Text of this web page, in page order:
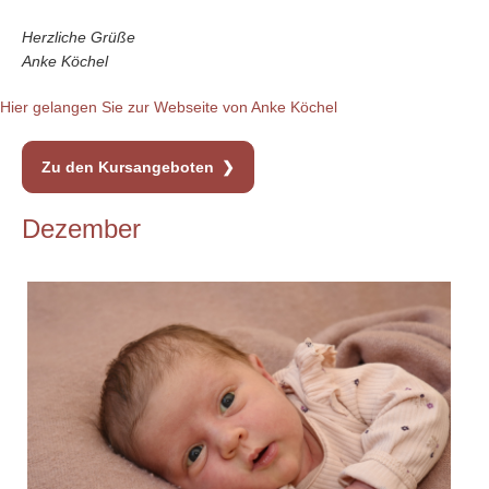
Herzliche Grüße
Anke Köchel
Hier gelangen Sie zur Webseite von Anke Köchel
Zu den Kursangeboten
Dezember